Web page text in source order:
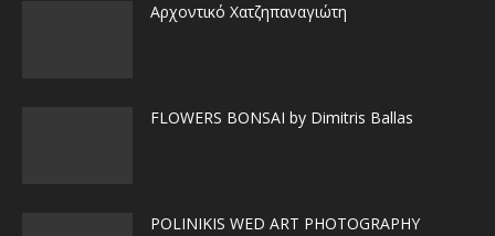
Αρχοντικό Χατζηπαναγιώτη
FLOWERS BONSAI by Dimitris Ballas
POLINIKIS WED ART PHOTOGRAPHY